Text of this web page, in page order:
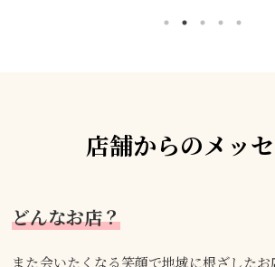
店舗からのメッ
どんなお店？
また会いたくなる笑顔で地域に根ざした